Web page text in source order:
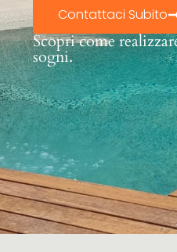
Contattaci Subito
Scopri come
sogni.